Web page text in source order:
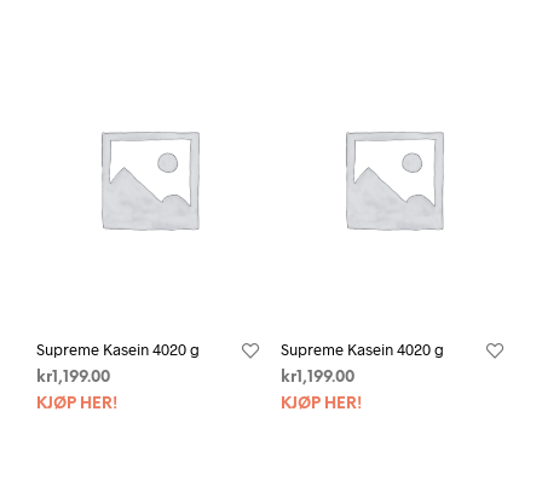
Supreme Kasein 4020 g
kr 1,199.00
KJØP HER!
Supreme Kasein 4020 g
kr1,199.00
KJØP HER!